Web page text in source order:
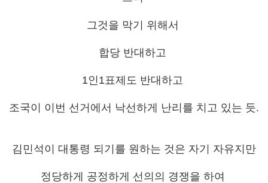
그것을 막기 위해서
합당 반대하고
1인1표제도 반대하고
조국이 이번 선거에서 낙선하게 난리를 치고 있는 듯.
김민석이 대통령 되기를 원하는 것은 자기 자유지만
정당하게 공정하게 선의의 경쟁을 하여